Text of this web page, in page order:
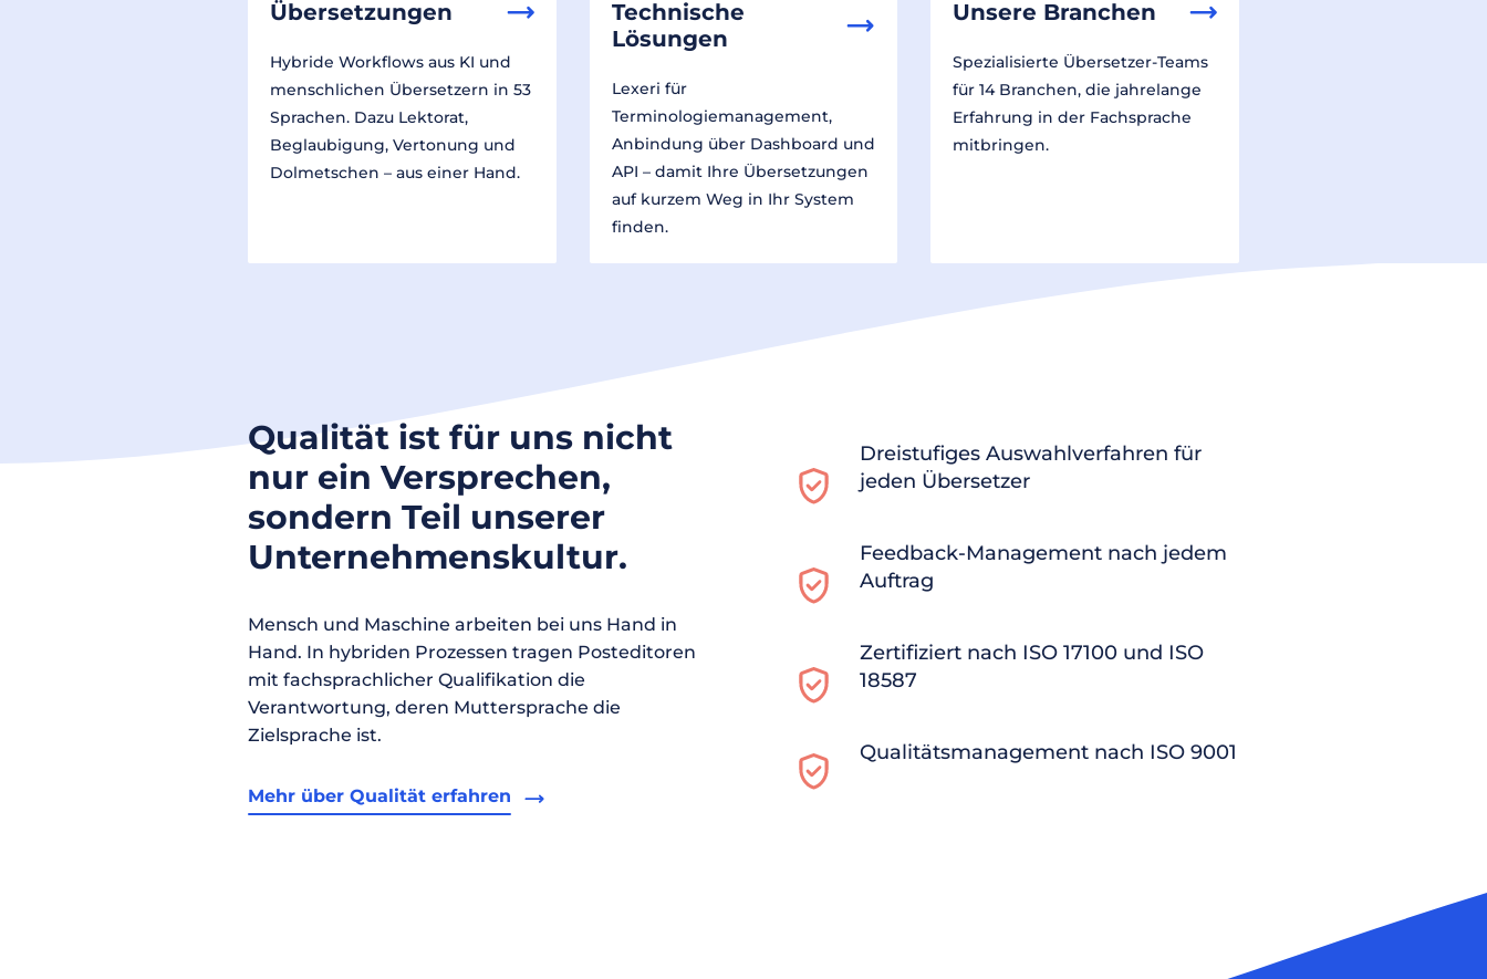
Übersetzungen
Hybride Workflows aus KI und
menschlichen Übersetzern in 53
Sprachen. Dazu Lektorat,
Beglaubigung, Vertonung und
Dolmetschen – aus einer Hand.
Technische
Lösungen
Lexeri für
Terminologiemanagement,
Anbindung über Dashboard und
API – damit Ihre Übersetzungen
auf kurzem Weg in Ihr System
finden.
Unsere Branchen
Spezialisierte Übersetzer-Teams
für 14 Branchen, die jahrelange
Erfahrung in der Fachsprache
mitbringen.
Qualität ist für uns nicht
nur ein Versprechen,
sondern Teil unserer
Unternehmenskultur.
Mensch und Maschine arbeiten bei uns Hand in
Hand. In hybriden Prozessen tragen Posteditoren
mit fachsprachlicher Qualifikation die
Verantwortung, deren Muttersprache die
Zielsprache ist.
Mehr über Qualität erfahren
Dreistufiges Auswahlverfahren für
jeden Übersetzer
Feedback-Management nach jedem
Auftrag
Zertifiziert nach ISO 17100 und ISO
18587
Qualitätsmanagement nach ISO 9001